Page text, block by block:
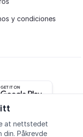
at nettstedet
Påkrevde
y condiciones
Android app
LinkedIn